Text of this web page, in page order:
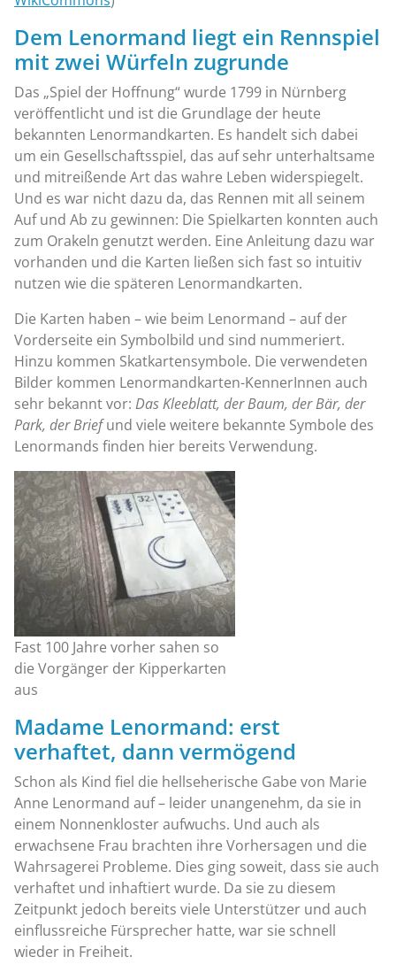
Dem Lenormand liegt ein Rennspiel
mit zwei Würfeln zugrunde
Das „Spiel der Hoffnung“ wurde 1799 in Nürnberg
veröffentlicht und ist die Grundlage der heute
bekannten Lenormandkarten. Es handelt sich dabei
um ein Gesellschaftsspiel, das auf sehr unterhaltsame
und mitreißende Art das wahre Leben widerspiegelt.
Und es war nicht dazu da, das Rennen mit all seinem
Auf und Ab zu gewinnen: Die Spielkarten konnten auch
zum Orakeln genutzt werden. Eine Anleitung dazu war
vorhanden und die Karten ließen sich fast so intuitiv
nutzen wie die späteren Lenormandkarten.
Die Karten haben – wie beim Lenormand – auf der
Vorderseite ein Symbolbild und sind nummeriert.
Hinzu kommen Skatkartensymbole. Die verwendeten
Bilder kommen Lenormandkarten-KennerInnen auch
sehr bekannt vor: Das Kleeblatt, der Baum, der Bär, der
Park, der Briefund viele weitere bekannte Symbole des
Lenormands finden hier bereits Verwendung.
Fast 100 Jahre vorher sahen so
die Vorgänger der Kipperkarten
aus
Madame Lenormand: erst
verhaftet, dann vermögend
Schon als Kind fiel die hellseherische Gabe von Marie
Anne Lenormand auf – leider unangenehm, da sie in
einem Nonnenkloster aufwuchs. Und auch als
erwachsene Frau brachten ihre Vorhersagen und die
Wahrsagerei Probleme. Dies ging soweit, dass sie auch
verhaftet und inhaftiert wurde. Da sie zu diesem
Zeitpunkt jedoch bereits viele Unterstützer und auch
einflussreiche Fürsprecher hatte, war sie schnell
wieder in Freiheit.